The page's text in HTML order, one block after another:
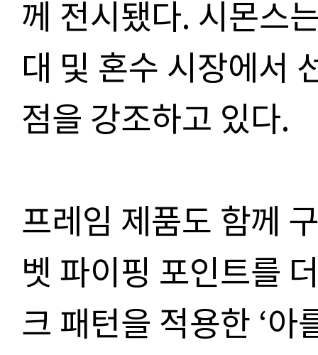
께 전시됐다. 시몬스
대 및 혼수 시장에서
점을 강조하고 있다.
프레임 제품도 함께
벳 파이핑 포인트를
크 패턴을 적용한 ‘아